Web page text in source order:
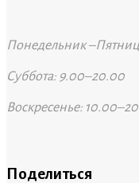
Понедельник
Суббота: 9.00–20.00
Воскресенье:
Поделиться